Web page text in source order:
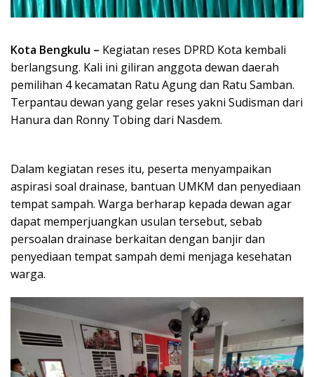
Kota Bengkulu – Kegiatan reses DPRD Kota kembali
berlangsung. Kali ini giliran anggota dewan daerah
pemilihan 4 kecamatan Ratu Agung dan Ratu Samban.
Terpantau dewan yang gelar reses yakni Sudisman dari
Hanura dan Ronny Tobing dari Nasdem.
Dalam kegiatan reses itu, peserta menyampaikan
aspirasi soal drainase, bantuan UMKM dan penyediaan
tempat sampah. Warga berharap kepada dewan agar
dapat memperjuangkan usulan tersebut, sebab
persoalan drainase berkaitan dengan banjir dan
penyediaan tempat sampah demi menjaga kesehatan
warga.